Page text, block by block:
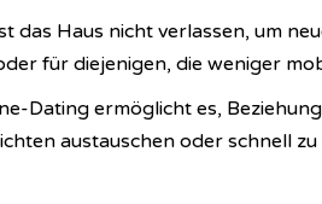
das Haus nicht verlassen, um
für diejenigen, die weniger
Dating ermöglicht es,
austauschen oder schnell